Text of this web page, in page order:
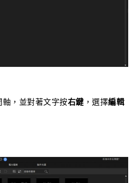
，並對著文字按右鍵 ，選擇編輯